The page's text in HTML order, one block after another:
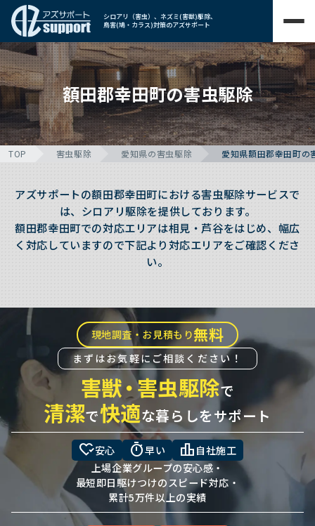
シロアリ（害虫）、ネズミ(害獣)駆除、
鳥害(鳩・カラス)対策のアズサポート
額田郡幸田町の害虫駆除
TOP 害虫駆除 愛知県の害虫駆除 愛知県額田郡幸田町の
アズサポートの額田郡幸田町における害虫駆除サービスで
は、シロアリ駆除を提供しております。
額田郡幸田町での対応エリアは相見・芦谷をはじめ、幅広
く対応していますので下記より対応エリアをご確認くださ
い。
現地調査・お見積もり無料
まずはお気軽にご相談ください！
害獣・害虫駆除で
清潔で快適な暮らしをサポート
heart_check安心 timer早い leaderboard 自社施工
上場企業グループの安心感・
最短即日駆けつけのスピード対応・
累計5万件以上の実績